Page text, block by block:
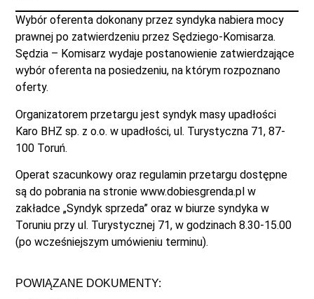
Wybór oferenta dokonany przez syndyka nabiera mocy
prawnej po zatwierdzeniu przez Sędziego-Komisarza.
Sędzia – Komisarz wydaje postanowienie zatwierdzające
wybór oferenta na posiedzeniu, na którym rozpoznano
oferty.
Organizatorem przetargu jest syndyk masy upadłości
Karo BHZ sp. z o.o. w upadłości, ul. Turystyczna 71, 87-
100 Toruń.
Operat szacunkowy oraz regulamin przetargu dostępne
są do pobrania na stronie www.dobiesgrenda.pl w
zakładce „Syndyk sprzeda” oraz w biurze syndyka w
Toruniu przy ul. Turystycznej 71, w godzinach 8.30-15.00
(po wcześniejszym umówieniu terminu).
POWIĄZANE DOKUMENTY: